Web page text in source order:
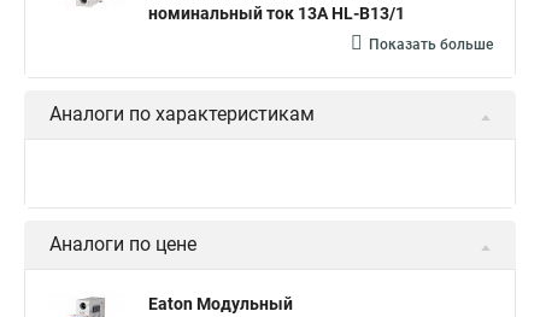
номинальный ток 13А HL-B13/1
Показать больше
Аналоги по характеристикам
Аналоги по цене
Eaton Модульный